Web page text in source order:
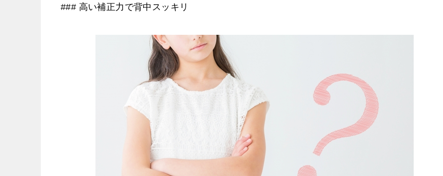
### 高い補正力で背中スッキリ